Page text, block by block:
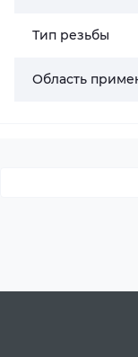
Тип резьбы
Область